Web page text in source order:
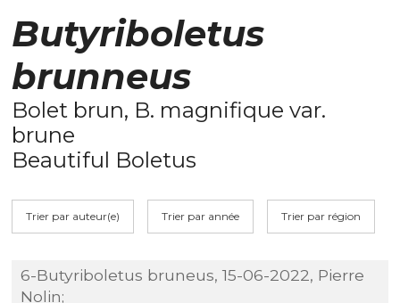
Butyriboletus
brunneus
Bolet brun, B. magnifique var.
brune
Beautiful Boletus
Trier par auteur(e) Trier par année Trier par région
6-Butyriboletus bruneus, 15-06-2022, Pierre
Nolin;